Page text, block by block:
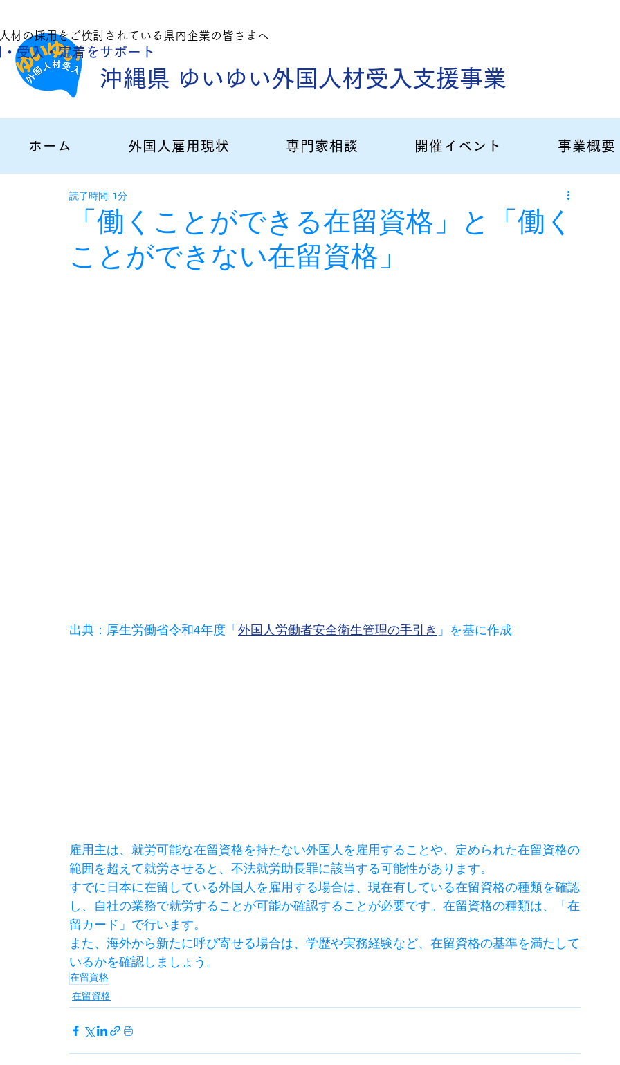
沖縄県 ゆいゆい外国人材受入支援事業
材の採用をご検討されている県内企業の皆さまへ
受入・定着 をサポート
ホーム 外国人雇用現状 専門家相談 開催イベント 事業概要
「働くことができる在留資格」と「働く
ことができない在留資格」
読了時間: 1分
出典：厚生労働省令和4年度「 外国人労働者安全衛生管理の手引き 」を基に作成
雇用主は、就労可能な在留資格を持たない外国人を雇用することや、定められた在留資格の
範囲を超えて就労させると、不法就労助長罪に該当する可能性があります。
すでに日本に在留している外国人を雇用する場合は、現在有している在留資格の種類を確認
し、自社の業務で就労することが可能か確認することが必要です。在留資格の種類は、「在
留カード」で行います。
また、海外から新たに呼び寄せる場合は、学歴や実務経験など、在留資格の基準を満たして
いるかを確認しましょう。
在留資格
在留資格